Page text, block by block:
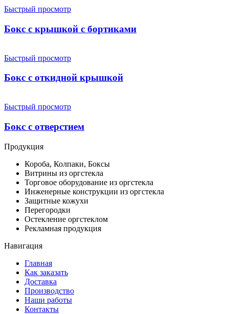
Быстрый просмотр
Бокс с крышкой с бортиками
Быстрый просмотр
Бокс с откидной крышкой
Быстрый просмотр
Бокс с отверстием
Продукция
Короба, Колпаки, Боксы
Витрины из оргстекла
Торговое оборудование из оргстекла
Инженерные конструкции из оргстекла
Защитные кожухи
Перегородки
Остекление оргстеклом
Рекламная продукция
Навигация
Главная
Как заказать
Доставка
Производство
Наши работы
Контакты